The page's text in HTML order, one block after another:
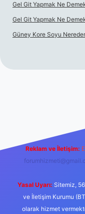
Gel Git Yapmak Ne
Gel Git Yapmak Ne
Güney Kore Soyu
Reklam ve İletişim:
Yasal Uyarı: Sitemiz,
ve İletişim Kurumu
olarak hizmet